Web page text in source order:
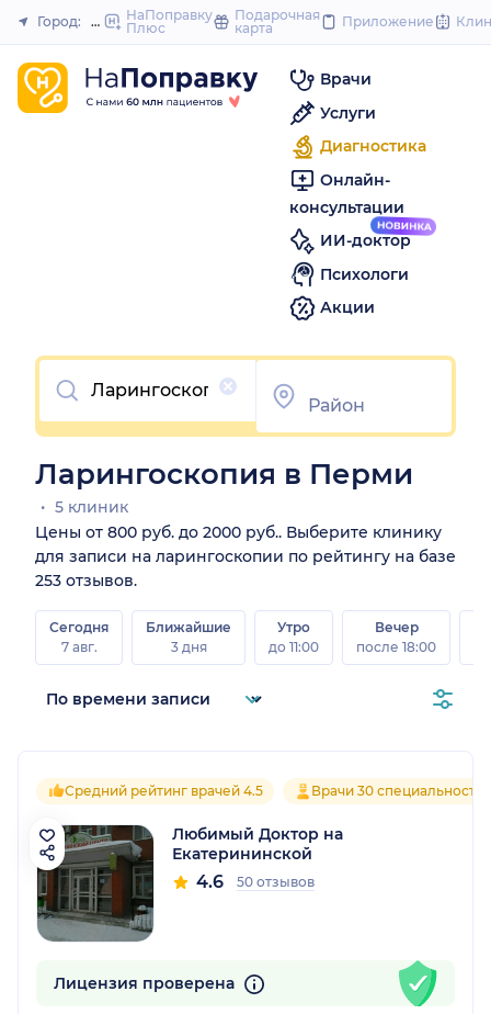
to
Закрыть
Город: ПермьНаПоправку
Плюс
Подарочная
карта
Приложение
Врачи
Услуги
Диагностика
Онлайн-
консультации
ИИ-доктор
Психологи
Акции
Очистить
Ларингоскопия в Перми
5 клиник
Цены от 800 руб. до 2000 руб.. Выберите клинику
для записи на ларингоскопии по рейтингу на базе
253 отзывов.
Сегодня
7 авг.
Ближайшие
3 дня
Утро
до 11:00
Вечер
после 18:00
Средний рейтинг врачей 4.5 Врачи 30
Любимый Доктор на
Екатерининской
4.6 50 отзывов
Лицензия проверена